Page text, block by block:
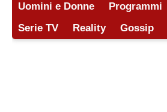
Uomini e Donne
Programmi
Serie TV
Reality Gossip